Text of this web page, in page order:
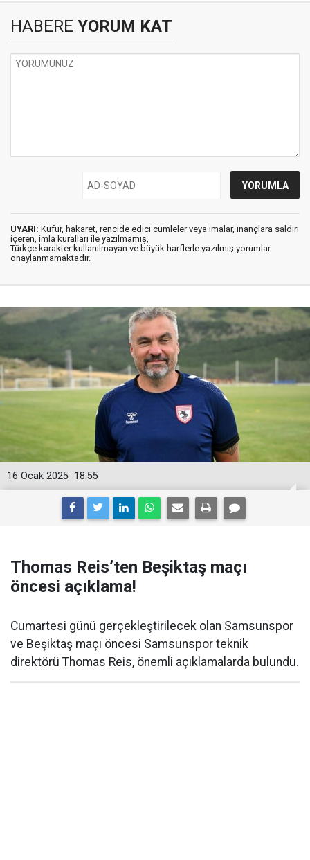
HABERE YORUM KAT
UYARI: Küfür, hakaret, rencide edici cümleler veya imalar, inançlara saldırı
içeren, imla kuralları ile yazılmamış,
Türkçe karakter kullanılmayan ve büyük harflerle yazılmış yorumlar
onaylanmamaktadır.
18:55
16 Ocak 2025
Thomas Reis’ten Beşiktaş maçı
öncesi açıklama!
Cumartesi günü gerçekleştirilecek olan Samsunspor
ve Beşiktaş maçı öncesi Samsunspor teknik
direktörü Thomas Reis, önemli açıklamalarda bulundu.